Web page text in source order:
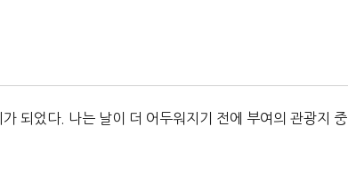
되었다. 나는 날이 더 어두워지기 전에 부여의 관광지 중